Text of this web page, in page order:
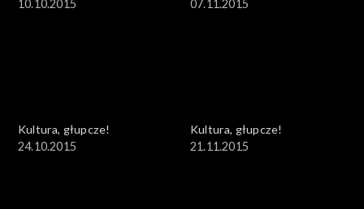
10.10.2015
07.11.2015
Kultura, głupcze!
24.10.2015
Kultura, głupcze!
21.11.2015